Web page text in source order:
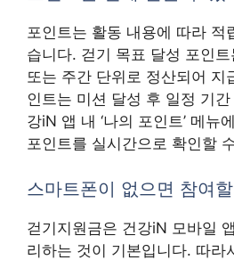
포인트는 활동 내용에 따라 적
습니다. 걷기 목표 달성 포인
또는 주간 단위로 정산되어 지
인트는 미션 달성 후 일정 기
강iN 앱 내 ‘나의 포인트’ 메뉴
포인트를 실시간으로 확인할
스마트폰이 없으면 참여
걷기지원금은 건강iN 모바일
리하는 것이 기본입니다. 따라